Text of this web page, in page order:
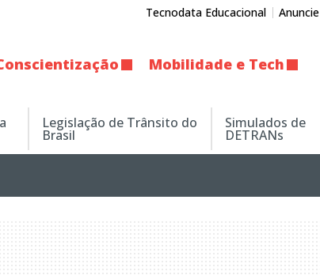
Tecnodata Educacional Anuncie
Mobilidade e Tech
Legislação de Trânsito do
Brasil
Simulados de
DETRANs